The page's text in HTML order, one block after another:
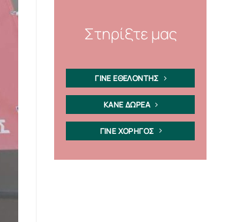
Στηρίξτε μας
ΓΙΝΕ ΕΘΕΛΟΝΤΗΣ
ΚΑΝΕ ΔΩΡΕΑ
ΓΙΝΕ ΧΟΡΗΓΟΣ